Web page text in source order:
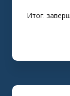
Итог: